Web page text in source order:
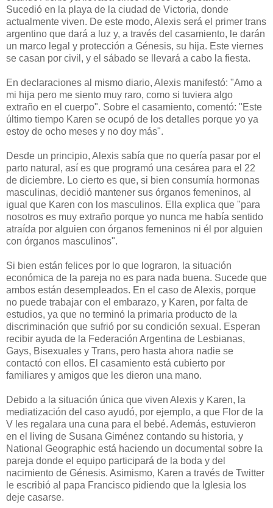
Sucedió en la playa de la ciudad de Victoria, donde
actualmente viven. De este modo, Alexis será el primer trans
argentino que dará a luz y, a través del casamiento, le darán
un marco legal y protección a Génesis, su hija. Este viernes
se casan por civil, y el sábado se llevará a cabo la fiesta.
En declaraciones al mismo diario, Alexis manifestó: "Amo a
mi hija pero me siento muy raro, como si tuviera algo
extraño en el cuerpo". Sobre el casamiento, comentó: "Este
último tiempo Karen se ocupó de los detalles porque yo ya
estoy de ocho meses y no doy más".
Desde un principio, Alexis sabía que no quería pasar por el
parto natural, así es que programó una cesárea para el 22
de diciembre. Lo cierto es que, si bien consumía hormonas
masculinas, decidió mantener sus órganos femeninos, al
igual que Karen con los masculinos. Ella explica que "para
nosotros es muy extraño porque yo nunca me había sentido
atraída por alguien con órganos femeninos ni él por alguien
con órganos masculinos".
Si bien están felices por lo que lograron, la situación
económica de la pareja no es para nada buena. Sucede que
ambos están desempleados. En el caso de Alexis, porque
no puede trabajar con el embarazo, y Karen, por falta de
estudios, ya que no terminó la primaria producto de la
discriminación que sufrió por su condición sexual. Esperan
recibir ayuda de la Federación Argentina de Lesbianas,
Gays, Bisexuales y Trans, pero hasta ahora nadie se
contactó con ellos. El casamiento está cubierto por
familiares y amigos que les dieron una mano.
Debido a la situación única que viven Alexis y Karen, la
mediatización del caso ayudó, por ejemplo, a que Flor de la
V les regalara una cuna para el bebé. Además, estuvieron
en el living de Susana Giménez contando su historia, y
National Geographic está haciendo un documental sobre la
pareja donde el equipo participará de la boda y del
nacimiento de Génesis. Asimismo, Karen a través de Twitter
le escribió al papa Francisco pidiendo que la Iglesia los
deje casarse.